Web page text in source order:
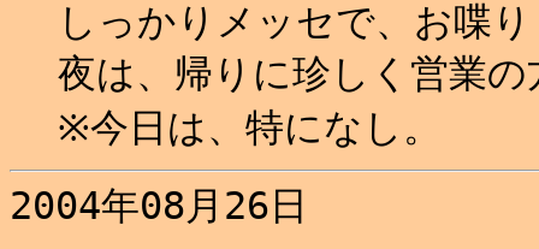
しっかりメッセで、お喋
夜は、帰りに珍しく営業
※今日は、特になし。
2004年08月26日